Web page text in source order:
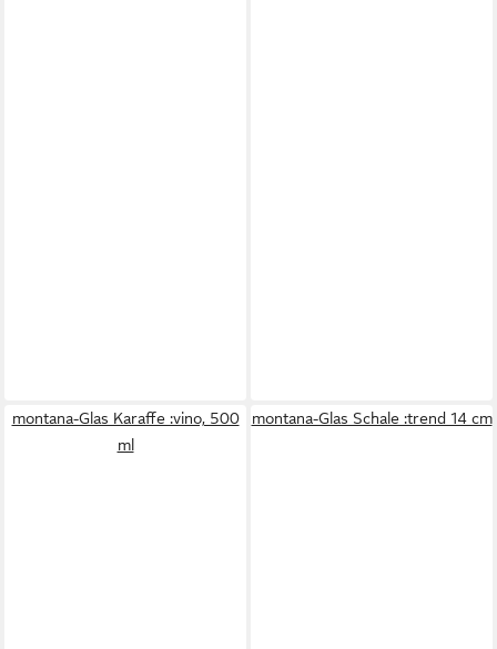
montana-Glas Karaffe :vino, 500
ml
montana-Glas Schale :trend 14 cm